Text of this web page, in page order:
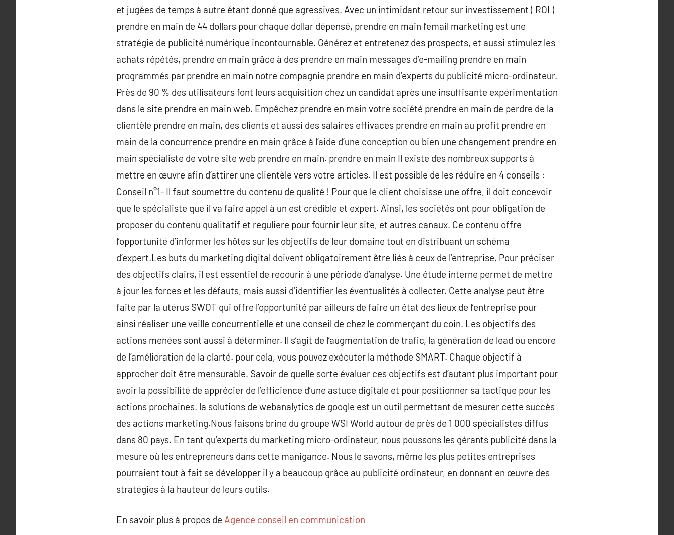
et jugées de temps à autre étant donné que agressives. Avec un intimidant retour sur investissement ( ROI )
prendre en main de 44 dollars pour chaque dollar dépensé, prendre en main l’email marketing est une
stratégie de publicité numérique incontournable. Générez et entretenez des prospects, et aussi stimulez les
achats répétés, prendre en main grâce à des prendre en main messages d’e-mailing prendre en main
programmés par prendre en main notre compagnie prendre en main d’experts du publicité micro-ordinateur.
Près de 90 % des utilisateurs font leurs acquisition chez un candidat après une insuffisante expérimentation
dans le site prendre en main web. Empêchez prendre en main votre société prendre en main de perdre de la
clientèle prendre en main, des clients et aussi des salaires effivaces prendre en main au profit prendre en
main de la concurrence prendre en main grâce à l’aide d’une conception ou bien une changement prendre en
main spécialiste de votre site web prendre en main. prendre en main Il existe des nombreux supports à
mettre en œuvre afin d’attirer une clientèle vers votre articles. Il est possible de les réduire en 4 conseils :
Conseil n°1- Il faut soumettre du contenu de qualité ! Pour que le client choisisse une offre, il doit concevoir
que le spécialiste que il va faire appel à un est crédible et expert. Ainsi, les sociétés ont pour obligation de
proposer du contenu qualitatif et reguliere pour fournir leur site, et autres canaux. Ce contenu offre
l’opportunité d’informer les hôtes sur les objectifs de leur domaine tout en distribuant un schéma
d’expert.Les buts du marketing digital doivent obligatoirement être liés à ceux de l’entreprise. Pour préciser
des objectifs clairs, il est essentiel de recourir à une période d’analyse. Une étude interne permet de mettre
à jour les forces et les défauts, mais aussi d’identifier les éventualités à collecter. Cette analyse peut être
faite par la utérus SWOT qui offre l’opportunité par ailleurs de faire un état des lieux de l’entreprise pour
ainsi réaliser une veille concurrentielle et une conseil de chez le commerçant du coin. Les objectifs des
actions menées sont aussi à déterminer. Il s’agit de l’augmentation de trafic, la génération de lead ou encore
de l’amélioration de la clarté. pour cela, vous pouvez exécuter la méthode SMART. Chaque objectif à
approcher doit être mensurable. Savoir de quelle sorte évaluer ces objectifs est d’autant plus important pour
avoir la possibilité de apprécier de l’efficience d’une astuce digitale et pour positionner sa tactique pour les
actions prochaines. la solutions de webanalytics de google est un outil permettant de mesurer cette succès
des actions marketing.Nous faisons brine du groupe WSI World autour de près de 1 000 spécialistes diffus
dans 80 pays. En tant qu’experts du marketing micro-ordinateur, nous poussons les gérants publicité dans la
mesure où les entrepreneurs dans cette manigance. Nous le savons, même les plus petites entreprises
pourraient tout à fait se développer il y a beaucoup grâce au publicité ordinateur, en donnant en œuvre des
stratégies à la hauteur de leurs outils.
En savoir plus à propos de Agence conseil en communication